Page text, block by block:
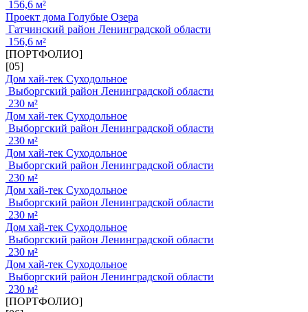
156,6 м²
Проект дома Голубые Озера
Гатчинский район Ленинградской области
156,6 м²
[ПОРТФОЛИО]
[05]
Дом хай-тек Суходольное
Выборгский район Ленинградской области
230 м²
Дом хай-тек Суходольное
Выборгский район Ленинградской области
230 м²
Дом хай-тек Суходольное
Выборгский район Ленинградской области
230 м²
Дом хай-тек Суходольное
Выборгский район Ленинградской области
230 м²
Дом хай-тек Суходольное
Выборгский район Ленинградской области
230 м²
Дом хай-тек Суходольное
Выборгский район Ленинградской области
230 м²
[ПОРТФОЛИО]